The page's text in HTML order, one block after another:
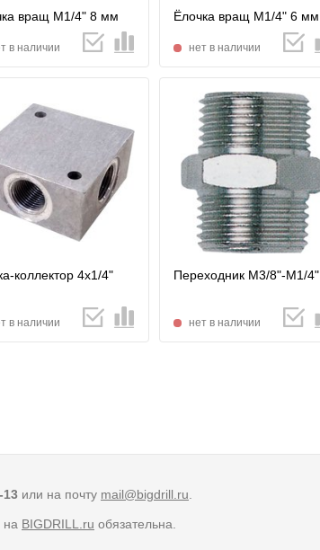
вращ М1/4" 8 мм
в наличии
Ёлочка вращ М1/4" 6 мм
нет в наличии
коллектор 4х1/4"
в наличии
Переходник М3/8"-М1/4"
нет в наличии
13 или на почту mail@bigdrill.ru
на BIGDRILL.ru обязательна.